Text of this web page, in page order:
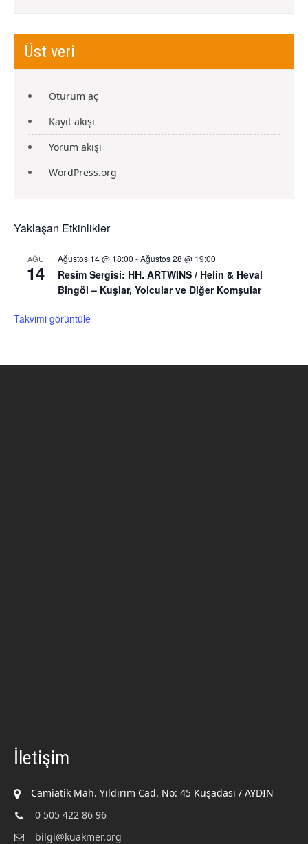
Üst veri
Oturum aç
Kayıt akışı
Yorum akışı
WordPress.org
Yaklaşan Etkinlikler
AĞU
14
Ağustos 14 @ 18:00 -Ağustos 28 @ 19:00
Resim Sergisi: HH. ARTWINS / Helin & Heval
Bingöl – Kuşlar, Yolcular ve Diğer Komşular
Takvimi görüntüle
İletişim
Camiatik Mah. Yıldırım Cad. No: 45 Kuşadası / AYDIN
0 505 422 86 96
bilgi@kuakmer.org